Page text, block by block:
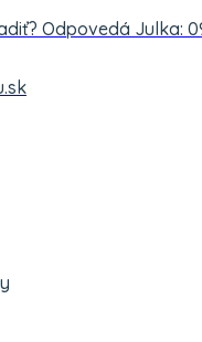
Odpovedá Julka: